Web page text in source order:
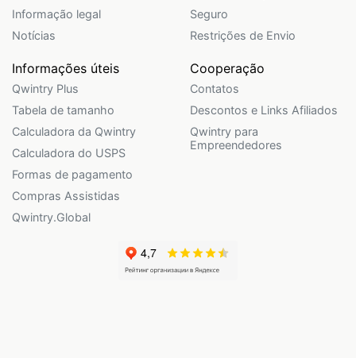
Informação legal
Notícias
Seguro
Restrições de Envio
Informações úteis
Qwintry Plus
Tabela de tamanho
Calculadora da Qwintry
Calculadora do USPS
Formas de pagamento
Compras Assistidas
Qwintry.Global
Cooperação
Contatos
Descontos e Links Afiliados
Qwintry para
Empreendedores